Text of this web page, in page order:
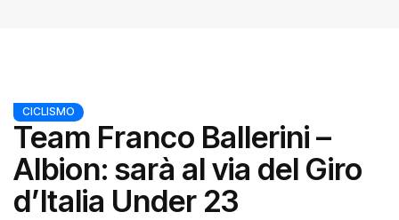
CICLISMO
Team Franco Ballerini –
Albion: sarà al via del Giro
d’Italia Under 23